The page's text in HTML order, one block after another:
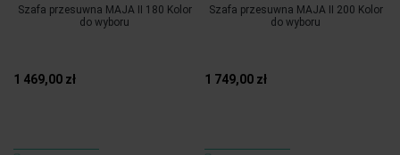
Szafa przesuwna MAJA II 180 Kolor
do wyboru
1 469,00 zł
Szafa przesuwna MAJA II 200 Kolor
do wyboru
1 749,00 zł